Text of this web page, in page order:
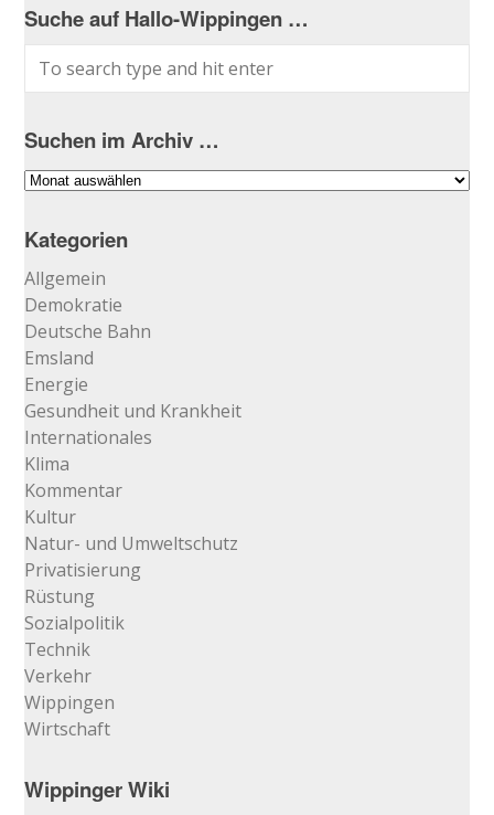
Suche auf Hallo-Wippingen …
Suchen im Archiv …
Suchen
Archiv
Kategorien
Allgemein
Demokratie
Deutsche Bahn
Emsland
Energie
Gesundheit und Krankheit
Internationales
Klima
Kommentar
Kultur
Natur- und Umweltschutz
Privatisierung
Rüstung
Sozialpolitik
Technik
Verkehr
Wippingen
Wirtschaft
Wippinger Wiki